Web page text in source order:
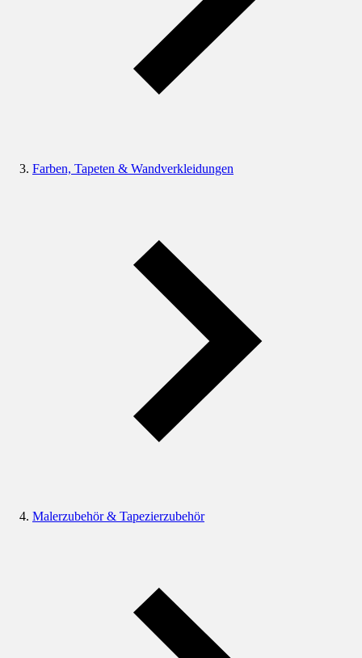
Farben, Tapeten & Wandverkleidungen
Malerzubehör & Tapezierzubehör